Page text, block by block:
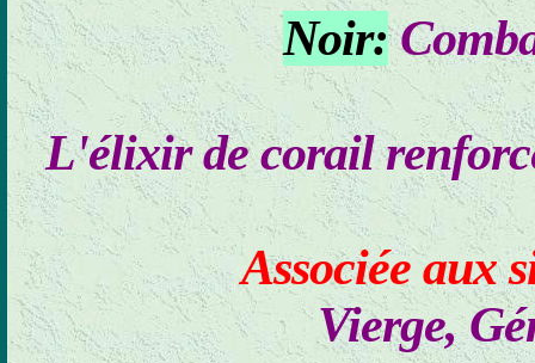
Noir:
L'élixir de corail
Associée aux
Vierge,